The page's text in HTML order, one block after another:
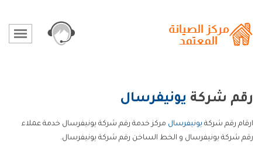
رقم شركة يونيفرسال
ارقام رقم شركة يونيفرسال مركز خدمة رقم شركة يونيفرسال خدمة عملاء
رقم شركة يونيفرسال و الخط الساخن رقم شركة يونيفرسال.